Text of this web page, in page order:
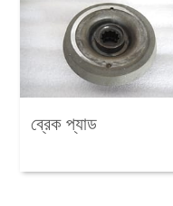
ব্রেক প্যাড